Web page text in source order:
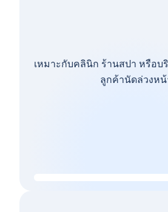
เหมาะกับคลินิก ร้านสปา หรือบ
ลูกค้านัดล่วงหน้